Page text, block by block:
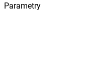
Parametry